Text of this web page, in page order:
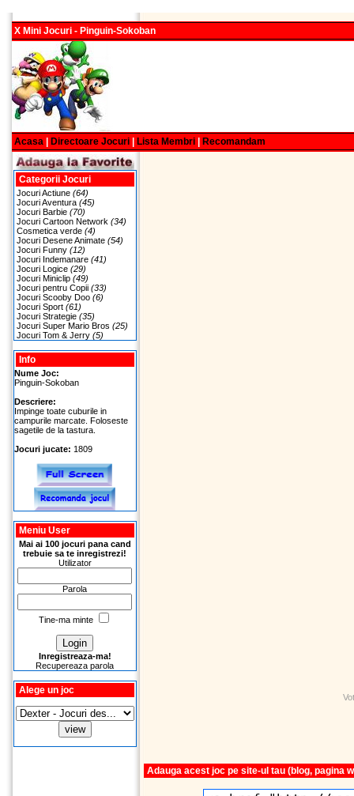
X Mini Jocuri - Pinguin-Sokoban
Acasa Directoare Jocuri Lista Membri Recomandam
Categorii Jocuri
Jocuri Actiune (64)
Jocuri Aventura (45)
Jocuri Barbie (70)
Jocuri Cartoon Network (34)
Cosmetica verde (4)
Jocuri Desene Animate (54)
Jocuri Funny (12)
Jocuri Indemanare (41)
Jocuri Logice (29)
Jocuri Miniclip (49)
Jocuri pentru Copii (33)
Jocuri Scooby Doo (6)
Jocuri Sport (61)
Jocuri Strategie (35)
Jocuri Super Mario Bros (25)
Jocuri Tom & Jerry (5)
Info
Nume Joc:
Pinguin-Sokoban
Descriere:
Impinge toate cuburile in
campurile marcate. Foloseste
sagetile de la tastura.
Jocuri jucate: 1809
Meniu User
Mai ai 100 jocuri pana cand
trebuie sa te inregistrezi!
Utilizator
Parola
Tine-ma minte
Inregistreaza-ma!
Recupereaza parola
Alege un joc
Adauga acest joc pe site-ul tau (blog, pagina